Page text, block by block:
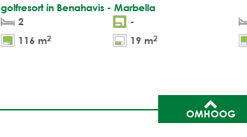
golfresort in Benahavis - Marbella
2
-
116 m2 19 m2
OMHOOG